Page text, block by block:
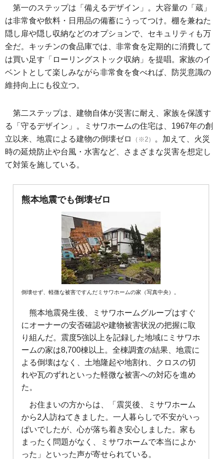
第一のステップは「備えるデザイン」。大容量の「蔵」
は非常食や飲料・日用品の備蓄にうってつけ。棚を兼ねた
隠し扉や隠し収納などのオプションで、セキュリティも万
全だ。キッチンの食品庫では、非常食を定期的に消費して
は買い足す「ローリングストック収納」を提唱。家族のイ
ベントとして楽しみながら非常食を食べれば、防災意識の
維持向上にも役立つ。
第二ステップは、建物自体が災害に耐え、家族を保護す
る「守るデザイン」。ミサワホームの住宅は、1967年の創
立以来、地震による建物の倒壊ゼロ
（※2）
。加えて、火災
時の延焼防止や台風・水害など、さまざまな災害を想定し
て対策を施している。
熊本地震でも倒壊ゼロ
倒壊せず、軽微な被害ですんだミサワホームの家（写真中央）。
熊本地震発生後、ミサワホームグループはすぐ
にオーナーの安否確認や建物被害状況の把握に取
り組んだ。震度5強以上を記録した地域にミサワホ
ームの家は8,700棟以上。全棟調査の結果、地震に
よる倒壊はなく、土地隆起や地割れ、クロスの切
れや瓦のずれといった軽微な被害への対応を進め
た。
お住まいの方からは、「震災後、ミサワホーム
から2人訪ねてきました。一人暮らしで不安がいっ
ぱいでしたが、心が落ち着き安心しました。家も
まったく問題がなく、ミサワホームで本当によか
った」といった声が寄せられている。